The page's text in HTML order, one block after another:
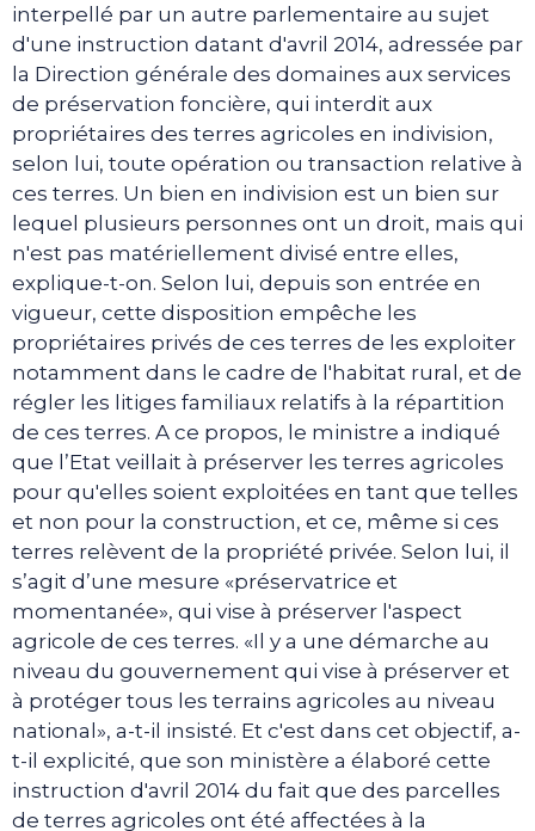
interpellé par un autre parlementaire au sujet
d'une instruction datant d'avril 2014, adressée par
la Direction générale des domaines aux services
de préservation foncière, qui interdit aux
propriétaires des terres agricoles en indivision,
selon lui, toute opération ou transaction relative à
ces terres. Un bien en indivision est un bien sur
lequel plusieurs personnes ont un droit, mais qui
n'est pas matériellement divisé entre elles,
explique-t-on. Selon lui, depuis son entrée en
vigueur, cette disposition empêche les
propriétaires privés de ces terres de les exploiter
notamment dans le cadre de l'habitat rural, et de
régler les litiges familiaux relatifs à la répartition
de ces terres. A ce propos, le ministre a indiqué
que l’Etat veillait à préserver les terres agricoles
pour qu'elles soient exploitées en tant que telles
et non pour la construction, et ce, même si ces
terres relèvent de la propriété privée. Selon lui, il
s’agit d’une mesure «préservatrice et
momentanée», qui vise à préserver l'aspect
agricole de ces terres. «Il y a une démarche au
niveau du gouvernement qui vise à préserver et
à protéger tous les terrains agricoles au niveau
national», a-t-il insisté. Et c'est dans cet objectif, a-
t-il explicité, que son ministère a élaboré cette
instruction d'avril 2014 du fait que des parcelles
de terres agricoles ont été affectées à la